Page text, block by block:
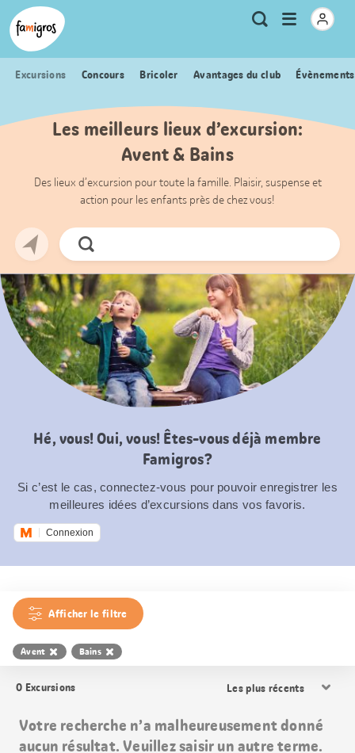
Signets
de
navigation
Header
Logo Métanavigation
RechercheOuvrir
Excursions Concours Bricoler Avantages du club
Les meilleurs lieux d’excursion:
Avent & Bains
Des lieux d’excursion pour toute la famille. Plaisir, suspense et
action pour les enfants près de chez vous!
Chercher
Hé, vous! Oui, vous! Êtes-vous déjà membre
Famigros?
Si c’est le cas, connectez-vous pour pouvoir enregistrer les
meilleures idées d’excursions dans vos favoris.
Connexion
Afficher le filtre
Avent Bains
0 Excursions
les
Votre recherche n’a malheureusement donné
aucun résultat. Veuillez saisir un autre terme.